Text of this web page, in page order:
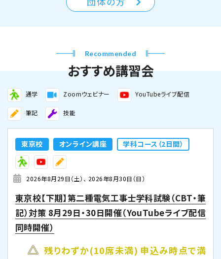
Recommended
おすすめ講習会
通学 Zoomウェビナー YouTubeライブ配信
筆記 技能
東京校 オンライン講座 学科コース（2日間）
2026年8月29日（土） 2026年8月30日（日）
東京校【下期】第二種電気工事士学科試験（CBT・筆
記）対策 8月29日・30日開催（YouTubeライブ配信
同時開催）
残りわずか(10席未満) 申込み時点で満